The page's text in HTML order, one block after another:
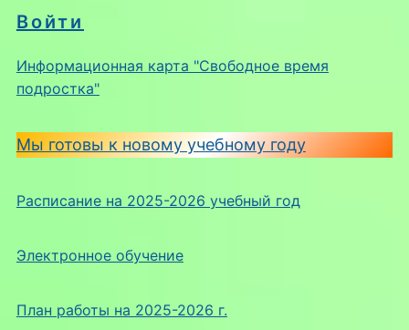
Войти
Информационная карта "Свободное время
подростка"
Мы готовы к новому учебному году
Расписание на 2025-2026 учебный год
Электронное обучение
План работы на 2025-2026 г.